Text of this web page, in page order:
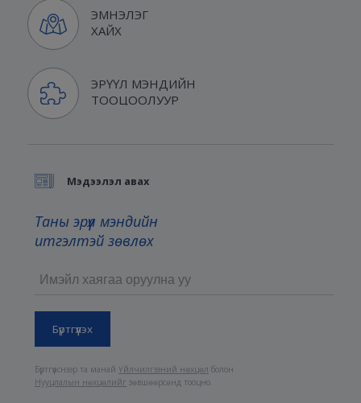
ЭМНЭЛЭГ
ХАЙХ
ЭРҮҮЛ МЭНДИЙН
ТООЦООЛУУР
Мэдээлэл авах
Таны эрүүл мэндийн
итгэлтэй зөвлөх
Бүртгүүлснээр та манайҮйлчилгээний нөхцөл болон
Нууцлалын нөхцөлийг зөвшөөрсөнд тооцно.